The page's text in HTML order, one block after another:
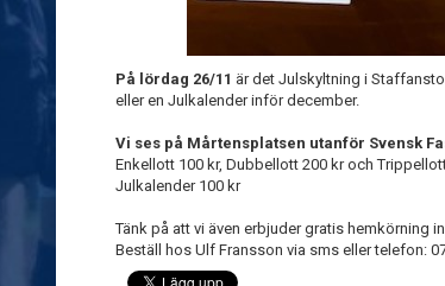
På lördag 26/11 är det Julskyltning i
eller en Julkalender inför december.
Vi ses på Mårtensplatsen utanför Svensk
Enkellott 100 kr, Dubbellott 200 kr och
Julkalender 100 kr
Tänk på att vi även erbjuder gratis hemkörning
Beställ hos Ulf Fransson via sms eller telefon: